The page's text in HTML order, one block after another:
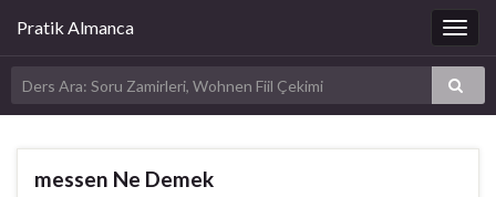
Pratik Almanca
messen Ne Demek